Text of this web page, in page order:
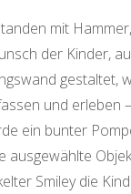
mit
der Kinder,
gestaltet,
und erleben
ein bunter
ausgewählte
Smiley die